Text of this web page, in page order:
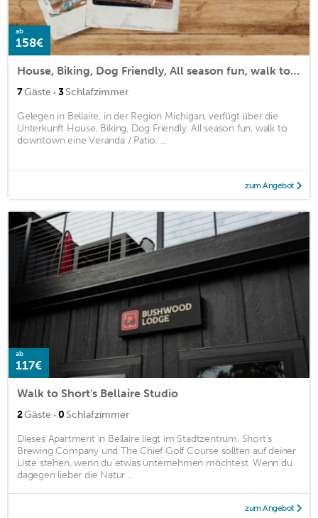
ab
158€
House, Biking, Dog Friendly, All season fun, walk to downtown
7Gäste · 3Schlafzimmer
Gelegen in Bellaire, in der Region Michigan, verfügt über die
Unterkunft House, Biking, Dog Friendly, All season fun, walk to
downtown eine Veranda / Patio. ...
zum Angebot
ab
117€
Walk to Short's Bellaire Studio
2Gäste · 0 Schlafzimmer
Dieses Apartment in Bellaire liegt im Stadtzentrum. Short's
Brewing Company und The Chief Golf Course sollten auf deiner
Liste stehen, wenn du etwas unternehmen möchtest. Wenn du
dagegen lieber die Natur ...
zum Angebot